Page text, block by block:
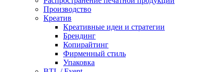
Производство
Креатив
Креативные идеи и стратегии
Брендинг
Копирайтинг
Фирменный стиль
Упаковка